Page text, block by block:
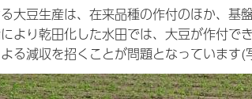
大豆生産は、在来品種の作付のほか、基
より乾田化した水田では、大豆が作付
る減収を招くことが問題となっています(